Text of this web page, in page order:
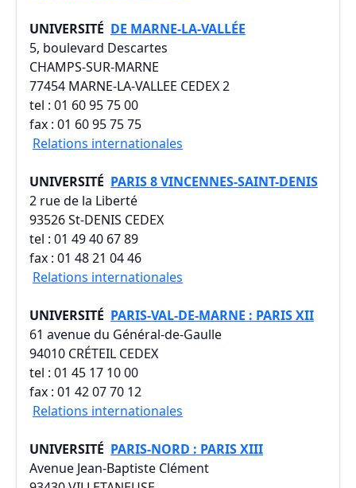
UNIVERSITÉ DE MARNE-LA-VALLÉE
5, boulevard Descartes
CHAMPS-SUR-MARNE
77454 MARNE-LA-VALLEE CEDEX 2
tel : 01 60 95 75 00
fax : 01 60 95 75 75
Relations internationales
UNIVERSITÉ PARIS 8 VINCENNES-SAINT-DENIS
2 rue de la Liberté
93526 St-DENIS CEDEX
tel : 01 49 40 67 89
fax : 01 48 21 04 46
Relations internationales
UNIVERSITÉ PARIS-VAL-DE-MARNE : PARIS XII
61 avenue du Général-de-Gaulle
94010 CRÉTEIL CEDEX
tel : 01 45 17 10 00
fax : 01 42 07 70 12
Relations internationales
UNIVERSITÉ PARIS-NORD : PARIS XIII
Avenue Jean-Baptiste Clément